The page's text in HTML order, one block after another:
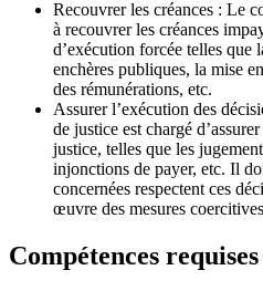
Recouvrer les créances : Le
à recouvrer les créances
d’exécution forcée telles que
enchères publiques, la mise
des rémunérations, etc.
Assurer l’exécution des
de justice est chargé
justice, telles que les
injonctions de payer, etc. Il
concernées respectent ces
œuvre des mesures
Compétences